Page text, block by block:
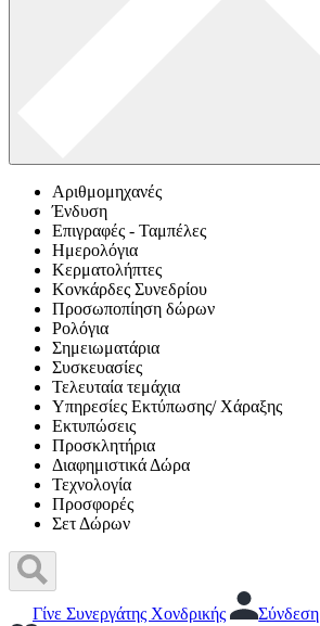
Αριθμομηχανές
Ένδυση
Επιγραφές - Ταμπέλες
Ημερολόγια
Κερματολήπτες
Κονκάρδες Συνεδρίου
Προσωποπίηση δώρων
Ρολόγια
Σημειωματάρια
Συσκευασίες
Τελευταία τεμάχια
Υπηρεσίες Εκτύπωσης/ Χάραξης
Εκτυπώσεις
Προσκλητήρια
Διαφημιστικά Δώρα
Τεχνολογία
Προσφορές
Σετ Δώρων
Γίνε Συνεργάτης Χονδρικής Σύνδεση